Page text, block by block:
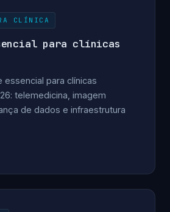
CLÍNICA
para clínicas
essencial para clínicas
telemedicina, imagem
de dados e infraestrutura